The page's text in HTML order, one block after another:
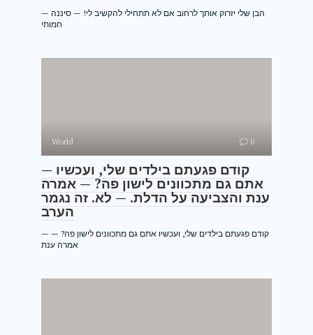
— הבן שלי יזרוק אותך לרחוב אם לא תתחילי להקשיב לי! — סיננה
חמותי
World 0
— קודם פגעתם בילדים שלי, ועכשיו
אתם גם מתכוונים לישון פה? — אמרה
ענת והצביעה על הדלת. — לא. זה נגמר
הערב
— קודם פגעתם בילדים שלי, ועכשיו אתם גם מתכוונים לישון פה? —
אמרה ענת